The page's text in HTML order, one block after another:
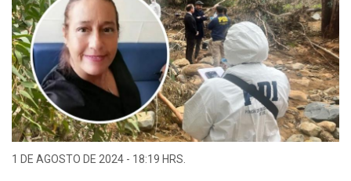
1 DE AGOSTO DE 2024 - 18:19 HRS.